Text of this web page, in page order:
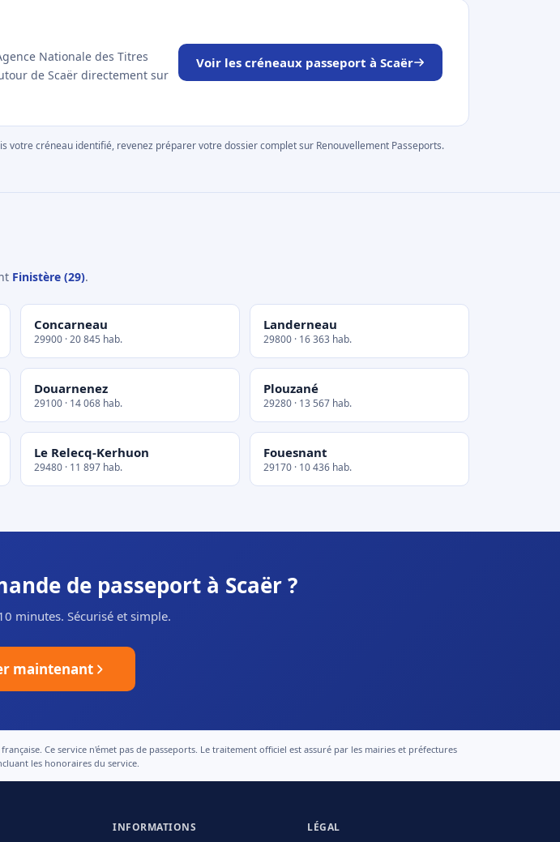
Nationale des Titres
de Scaër directement sur
Voir les créneaux passeport à Scaër
votre créneau identifié, revenez préparer votre dossier complet sur Renouvellement Passeports.
Finistère (29).
Concarneau
29900 · 20 845 hab.
Landerneau
29800 · 16 363 hab.
Douarnenez
29100 · 14 068 hab.
Plouzané
29280 · 13 567 hab.
Le Relecq-Kerhuon
29480 · 11 897 hab.
Fouesnant
29170 · 10 436 hab.
de passeport à Scaër ?
minutes. Sécurisé et simple.
maintenant
Ce service n'émet pas de passeports. Le traitement officiel est assuré par les mairies et préfectures
les honoraires du service.
INFORMATIONS LÉGAL